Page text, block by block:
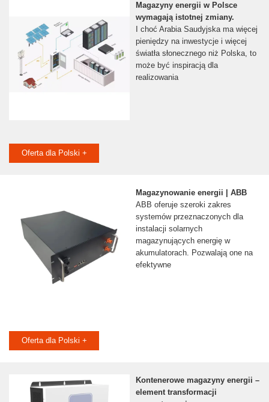
Magazyny energii w Polsce
wymagają istotnej zmiany.
I choć Arabia Saudyjska ma więcej
pieniędzy na inwestycje i więcej
światła słonecznego niż Polska, to
może być inspiracją dla
realizowania
Oferta dla Polski +
Magazynowanie energii | ABB
ABB oferuje szeroki zakres
systemów przeznaczonych dla
instalacji solarnych
magazynujących energię w
akumulatorach. Pozwalają one na
efektywne
Oferta dla Polski +
Kontenerowe magazyny energii –
element transformacji